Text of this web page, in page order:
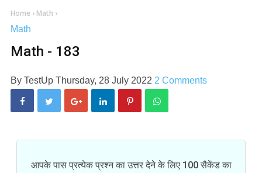
Home › Math ›
Math
Math - 183
By TestUp Thursday, 28 July 2022 2 Comments
आपके पास प्रत्येक प्रश्न का उत्तर देने के लिए 100 सैकेंड का